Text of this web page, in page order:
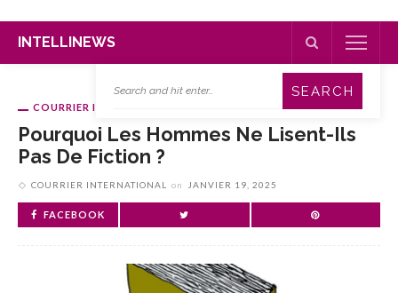
INTELLINEWS
COURRIER INTERNATIONAL
Pourquoi Les Hommes Ne Lisent-Ils
Pas De Fiction ?
COURRIER INTERNATIONAL on JANVIER 19, 2025
FACEBOOK